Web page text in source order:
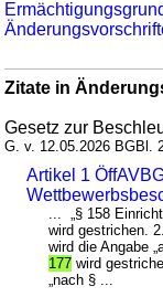
Zitate in
Gesetz zur
G. v. 12.05.2026 BGBl.
Artikel 1
... „§ 158
wird gestrichen.
wird die Angabe
177 wird
„nach § ...